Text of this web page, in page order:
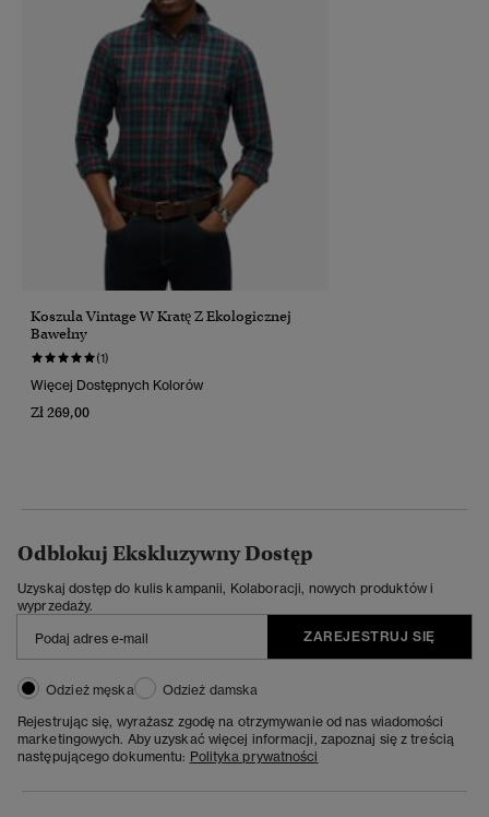
Koszula Vintage W Kratę Z Ekologicznej
Bawełny
(1)
Więcej Dostępnych Kolorów
Zł 269,00
Odblokuj Ekskluzywny Dostęp
Uzyskaj dostęp do kulis kampanii, Kolaboracji, nowych produktów i
wyprzedaży.
ZAREJESTRUJ SIĘ
Odzież męska
Odzież damska
Rejestrując się, wyrażasz zgodę na otrzymywanie od nas wiadomości
marketingowych. Aby uzyskać więcej informacji, zapoznaj się z treścią
następującego dokumentu: Polityka prywatności